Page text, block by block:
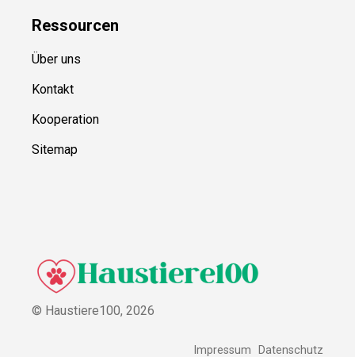
Ressourcen
Über uns
Kontakt
Kooperation
Sitemap
© Haustiere100, 2026
Impressum Datenschutz